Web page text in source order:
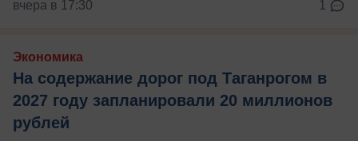
вчера в 17:30 1
Экономика
На содержание дорог под Таганрогом в
2027 году запланировали 20 миллионов
рублей